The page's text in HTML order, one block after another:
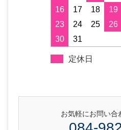
16
17 18 19
23
24 25 26
30
31
定休日
お気軽にお問い合